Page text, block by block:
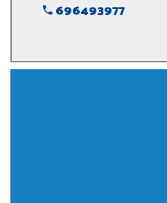
696493977